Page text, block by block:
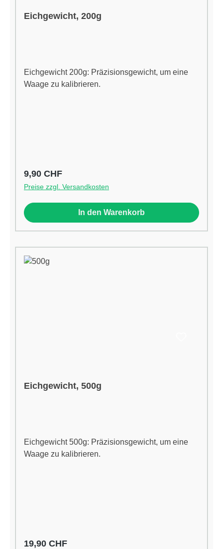
Eichgewicht, 200g
Eichgewicht 200g: Präzisionsgewicht, um eine
Waage zu kalibrieren.
Regulärer Preis:
9,90 CHF
Preise zzgl. Versandkosten
In den Warenkorb
Eichgewicht, 500g
Eichgewicht 500g: Präzisionsgewicht, um eine
Waage zu kalibrieren.
Regulärer Preis:
19,90 CHF